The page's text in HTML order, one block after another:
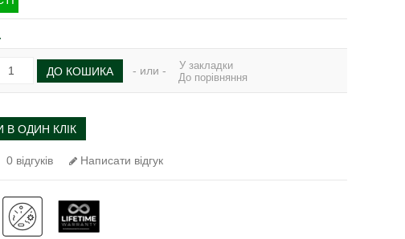
ДО КОШИКА - или -
У закладки
До порівняння
В ОДИН КЛІК
0 відгуків Написати відгук